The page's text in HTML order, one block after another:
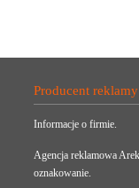
Producent
Informacje o firmie.
Agencja reklamowa
oznakowanie.